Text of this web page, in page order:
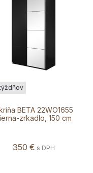
BETA 22WO1655
zrkadlo, 150 cm
350 € s DPH